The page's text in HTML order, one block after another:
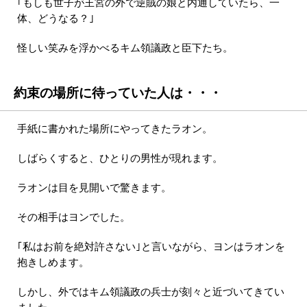
｢もしも世子が王宮の外で逆賊の娘と内通していたら、一
体、どうなる？｣
怪しい笑みを浮かべるキム領議政と臣下たち。
約束の場所に待っていた人は・・・
手紙に書かれた場所にやってきたラオン。
しばらくすると、ひとりの男性が現れます。
ラオンは目を見開いで驚きます。
その相手はヨンでした。
｢私はお前を絶対許さない｣と言いながら、ヨンはラオンを
抱きしめます。
しかし、外ではキム領議政の兵士が刻々と近づいてきてい